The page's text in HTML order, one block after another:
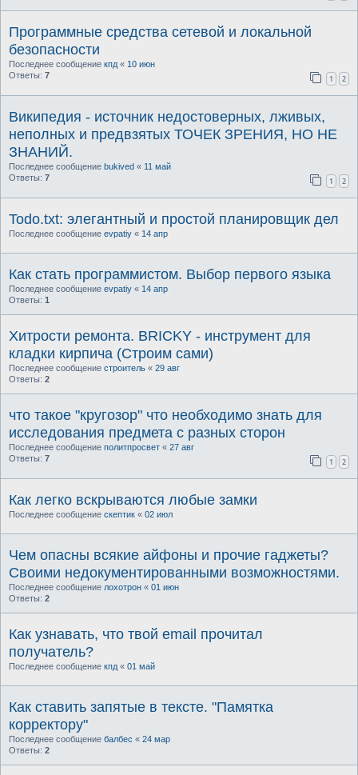
Программные средства сетевой и локальной
безопасности
Последнее сообщение кпд « 10 июн
Ответы: 7 1 2
Википедия - источник недостоверных, лживых,
неполных и предвзятых ТОЧЕК ЗРЕНИЯ, НО НЕ
ЗНАНИЙ.
Последнее сообщение bukived « 11 май
Ответы: 7 1 2
Todo.txt: элегантный и простой планировщик дел
Последнее сообщение evpatiy « 14 апр
Как стать программистом. Выбор первого языка
Последнее сообщение evpatiy « 14 апр
Ответы: 1
Хитрости ремонта. BRICKY - инструмент для
кладки кирпича (Строим сами)
Последнее сообщение строитель « 29 авг
Ответы: 2
что такое "кругозор" что необходимо знать для
исследования предмета с разных сторон
Последнее сообщение политпросвет « 27 авг
Ответы: 7 1 2
Как легко вскрываются любые замки
Последнее сообщение скептик « 02 июл
Чем опасны всякие айфоны и прочие гаджеты?
Своими недокументированными возможностями.
Последнее сообщение лохотрон « 01 июн
Ответы: 2
Как узнавать, что твой email прочитал
получатель?
Последнее сообщение кпд « 01 май
Как ставить запятые в тексте. "Памятка
корректору"
Последнее сообщение балбес « 24 мар
Ответы: 2